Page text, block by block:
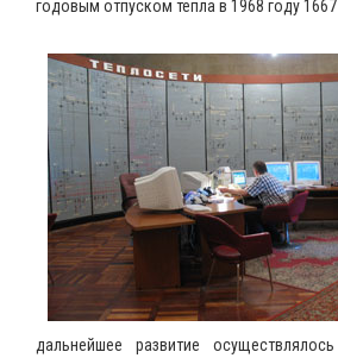
годовым отпуском тепла в 1968 году 1667
дальнейшее развитие